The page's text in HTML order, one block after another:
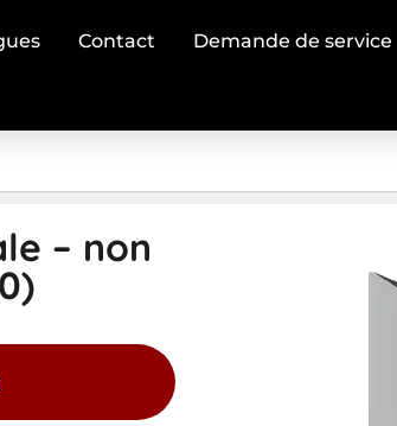
Contact Demande de service
– non